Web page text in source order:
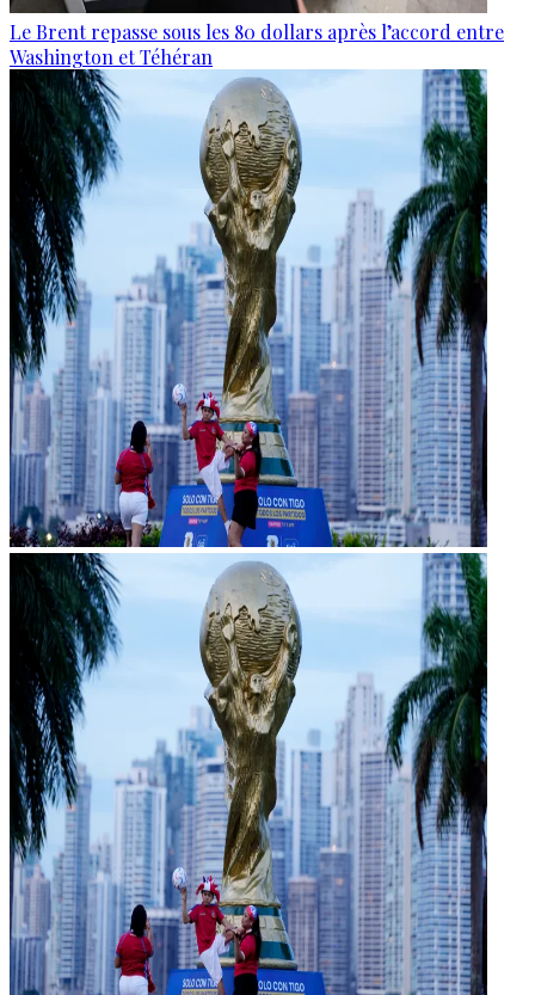
Le Brent repasse sous les 80 dollars après l’accord entre
Washington et Téhéran